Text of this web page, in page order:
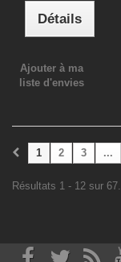
Détails
Ajouter à ma
liste d'envies
1 2 3 ...
Résultats 1 - 12 sur 67.